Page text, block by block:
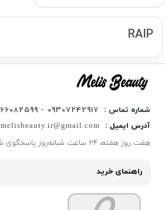
RAIP
شماره تماس :
09307242917 - 02166082599
آدرس ایمیل :
melisbeauty.ir@gmail.com
هفت روز هفته، ۲۴ ساعت شبانه‌روز پاسخگوی شما هستیم.
راهنمای خرید